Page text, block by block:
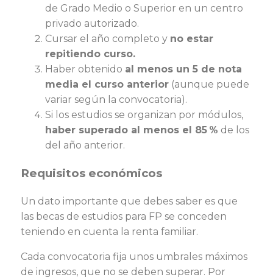
de Grado Medio o Superior en un centro
privado autorizado.
Cursar el año completo y no estar
repitiendo curso.
Haber obtenido al menos un 5 de nota
media el curso anterior (aunque puede
variar según la convocatoria).
Si los estudios se organizan por módulos,
haber superado al menos el 85 % de los
del año anterior.
Requisitos económicos
Un dato importante que debes saber es que
las becas de estudios para FP se conceden
teniendo en cuenta la renta familiar.
Cada convocatoria fija unos umbrales máximos
de ingresos, que no se deben superar. Por